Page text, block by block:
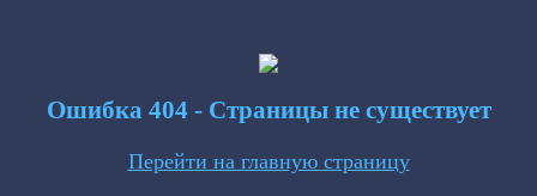
Ошибка 404 - Страницы не существует
Перейти на главную страницу